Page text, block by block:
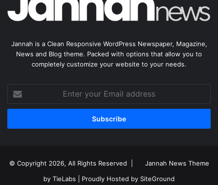
Jannah is a Clean Responsive WordPress Newspaper, Magazine,
News and Blog theme. Packed with options that allow you to
completely customize your website to your needs.
your
Email
© Copyright 2026, All Rights Reserved |
Jannah News Theme
by TieLabs | Proudly Hosted by SiteGround